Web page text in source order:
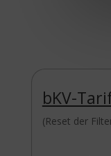
bKV-
(Reset der